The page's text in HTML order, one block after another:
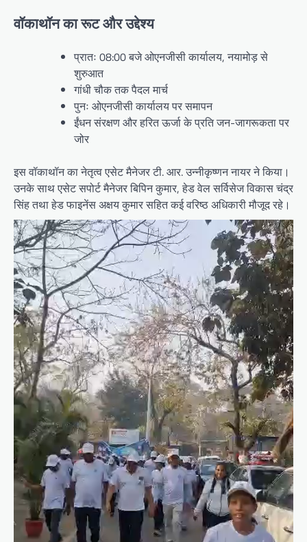
वॉकाथॉन का रूट और उद्देश्य
प्रातः 08:00 बजे ओएनजीसी कार्यालय, नयामोड़ से
शुरुआत
गांधी चौक तक पैदल मार्च
पुनः ओएनजीसी कार्यालय पर समापन
ईंधन संरक्षण और हरित ऊर्जा के प्रति जन-जागरूकता पर
जोर
इस वॉकाथॉन का नेतृत्व एसेट मैनेजर टी. आर. उन्नीकृष्णन नायर ने किया।
उनके साथ एसेट सपोर्ट मैनेजर बिपिन कुमार, हेड वेल सर्विसेज विकास चंद्र
सिंह तथा हेड फाइनेंस अक्षय कुमार सहित कई वरिष्ठ अधिकारी मौजूद रहे।